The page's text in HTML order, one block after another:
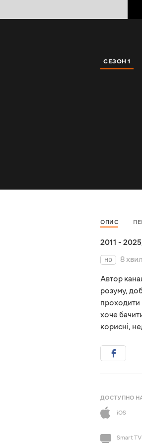
СЕЗОН 1
ОПИС
2011 - 2025
HD
8
Автор
розуму,
проходити
хоче
корисні,
ДОСТУПНО
iOS
Smart TV